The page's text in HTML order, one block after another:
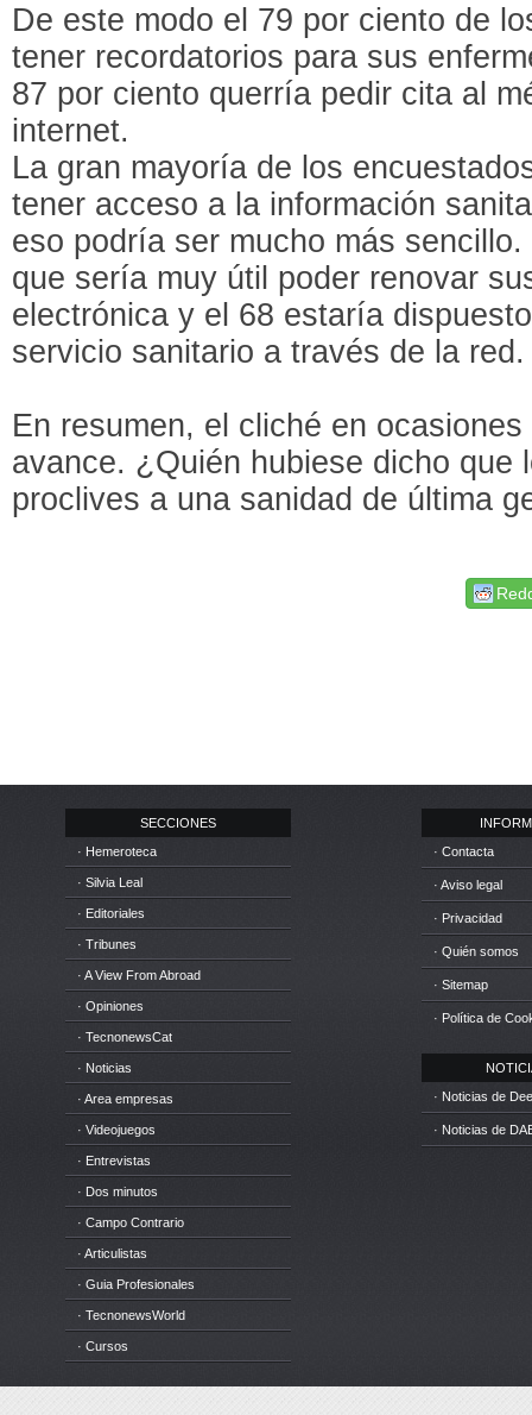
De este modo el 79 por ciento de
tener recordatorios para sus
87 por ciento querría pedir cita al
internet.
La gran mayoría de los
tener acceso a la información
eso podría ser mucho más
que sería muy útil poder renovar
electrónica y el 68 estaría
servicio sanitario a través de la red.
En resumen, el cliché en
avance. ¿Quién hubiese dicho que
proclives a una sanidad de última
SECCIONES
· Hemeroteca
· Silvia Leal
· Editoriales
· Tribunes
· A View From Abroad
· Opiniones
· TecnonewsCat
· Noticias
· Area empresas
· Videojuegos
· Entrevistas
· Dos minutos
· Campo Contrario
· Articulistas
· Guia Profesionales
· TecnonewsWorld
· Cursos
· Contacta
· Aviso legal
· Privacidad
· Quién somos
· Sitemap
· Política de
· Noticias de
· Noticias de